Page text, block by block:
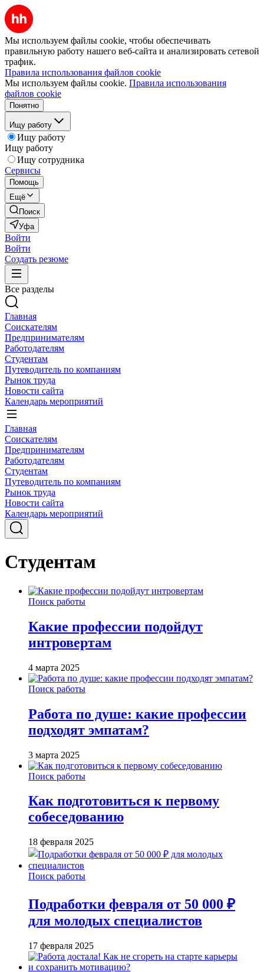
Мы используем файлы cookie, чтобы обеспечивать
правильную работу нашего веб-сайта и анализировать сетевой
трафик.
Правила использования файлов cookie
Мы используем файлы cookie. Правила использования
файлов cookie
Понятно
Ищу работу
Ищу работу
Ищу работу
Ищу сотрудника
Сервисы
Помощь
Ещё
Поиск
Уфа
Войти
Войти
Создать резюме
Все разделы
Главная
Соискателям
Предпринимателям
Работодателям
Студентам
Путеводитель по компаниям
Рынок труда
Новости сайта
Календарь мероприятий
Главная
Соискателям
Предпринимателям
Работодателям
Студентам
Путеводитель по компаниям
Рынок труда
Новости сайта
Календарь мероприятий
Студентам
Поиск работы
Какие профессии подойдут
интровертам
4 марта 2025
Поиск работы
Работа по душе: какие профессии
подходят эмпатам?
3 марта 2025
Поиск работы
Как подготовиться к первому
собеседованию
18 февраля 2025
Поиск работы
Подработки февраля от 50 000 ₽
для молодых специалистов
17 февраля 2025